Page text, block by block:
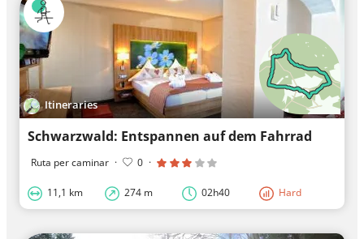
Itineraries
Schwarzwald: Entspannen auf dem Fahrrad
Ruta per caminar · 0 ·
11,1 km 274 m 02h40 Hard